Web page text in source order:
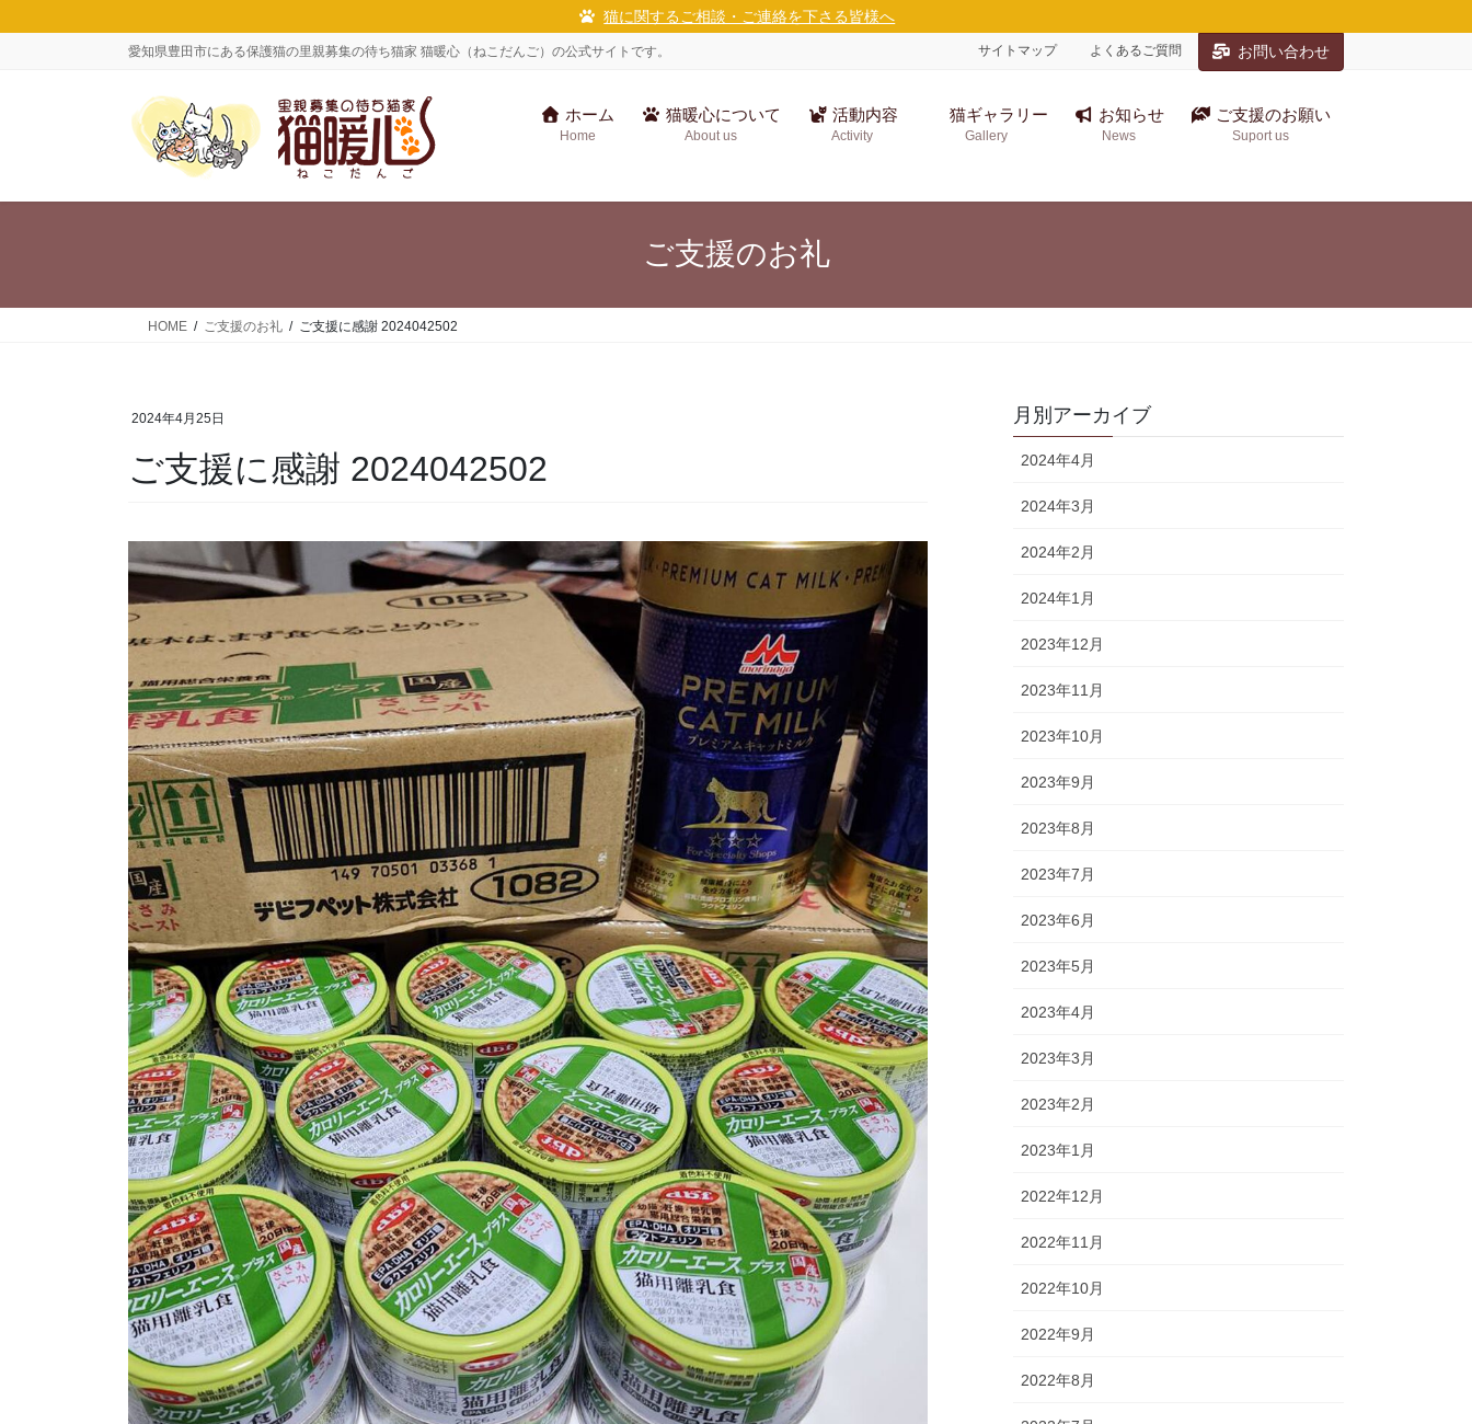
ン
ビ
猫に関するご相談・ご連絡を下さる皆様へ
愛知県豊田市にある保護猫の里親募集の待ち猫家 猫暖心（ねこだんご）の公式サイトです。 サイトマップ よくあるご質問 お問い合わせ
ホーム
Home
猫暖心について
About us
活動内容
Activity
猫ギャラリー
Gallery
お知らせ
News
ご支援のお願い
Suport us
ご支援のお礼
HOME ご支援のお礼 ご支援に感謝 2024042502
2024年4月25日
ご支援に感謝 2024042502
月別アーカイブ
2024年4月
2024年3月
2024年2月
2024年1月
2023年12月
2023年11月
2023年10月
2023年9月
2023年8月
2023年7月
2023年6月
2023年5月
2023年4月
2023年3月
2023年2月
2023年1月
2022年12月
2022年11月
2022年10月
2022年9月
2022年8月